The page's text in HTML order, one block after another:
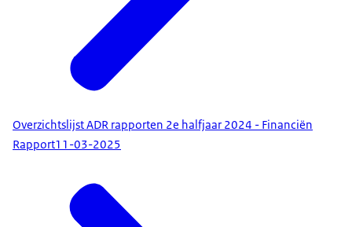
Overzichtslijst ADR rapporten 2e halfjaar 2024 - Financiën
Rapport11-03-2025